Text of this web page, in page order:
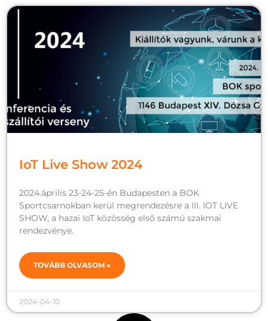
IoT Live Show 2024
2024.április 23-24-25-én Budapesten a BOK
Sportcsarnokban kerül megrendezésre a III. IOT LIVE
SHOW, a hazai IoT közösség első számú szakmai
rendezvénye.
TOVÁBB OLVASOM »
2024-04-10